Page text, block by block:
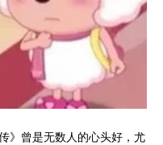
》曾是无数人的心头好，尤